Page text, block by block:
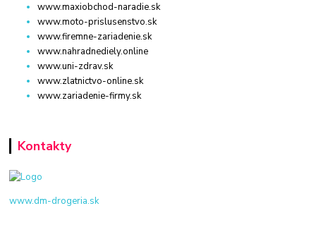
www.maxiobchod-naradie.sk
www.moto-prislusenstvo.sk
www.firemne-zariadenie.sk
www.nahradnediely.online
www.uni-zdrav.sk
www.zlatnictvo-online.sk
www.zariadenie-firmy.sk
Kontakty
www.dm-drogeria.sk